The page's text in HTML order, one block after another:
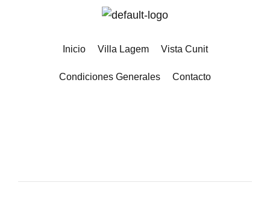
Inicio Villa Lagem Vista Cunit
Condiciones Generales Contacto